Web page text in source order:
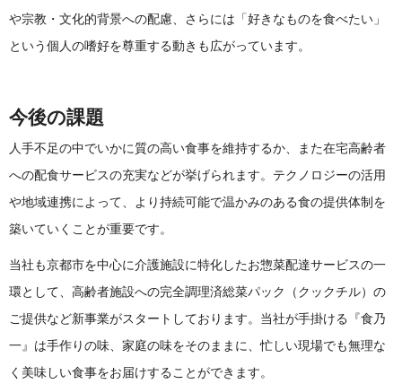
や宗教・文化的背景への配慮、さらには「好きなものを食べたい」
という個人の嗜好を尊重する動きも広がっています。
今後の課題
人手不足の中でいかに質の高い食事を維持するか、また在宅高齢者
への配食サービスの充実などが挙げられます。テクノロジーの活用
や地域連携によって、より持続可能で温かみのある食の提供体制を
築いていくことが重要です。
当社も京都市を中心に介護施設に特化したお惣菜配達サービスの一
環として、高齢者施設への完全調理済総菜パック（クックチル）の
ご提供など新事業がスタートしております。当社が手掛ける『食乃
一』は手作りの味、家庭の味をそのままに、忙しい現場でも無理な
く美味しい食事をお届けすることができます。